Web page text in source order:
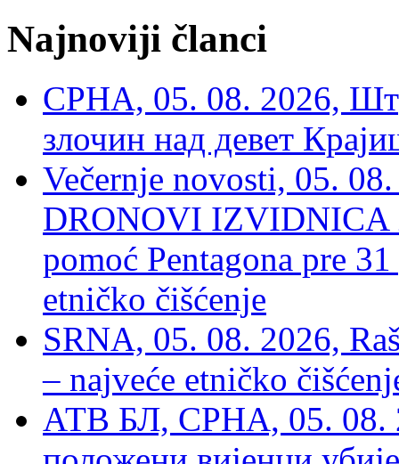
Najnoviji članci
СРНА, 05. 08. 2026,
злочин над девет
Večernje novosti, 05.
DRONOVI IZVIDNICA
pomoć Pentagona pre
etničko čišćenje
SRNA, 05. 08. 2026,
– najveće etničko
АТВ БЛ, СРНА, 05. 08.